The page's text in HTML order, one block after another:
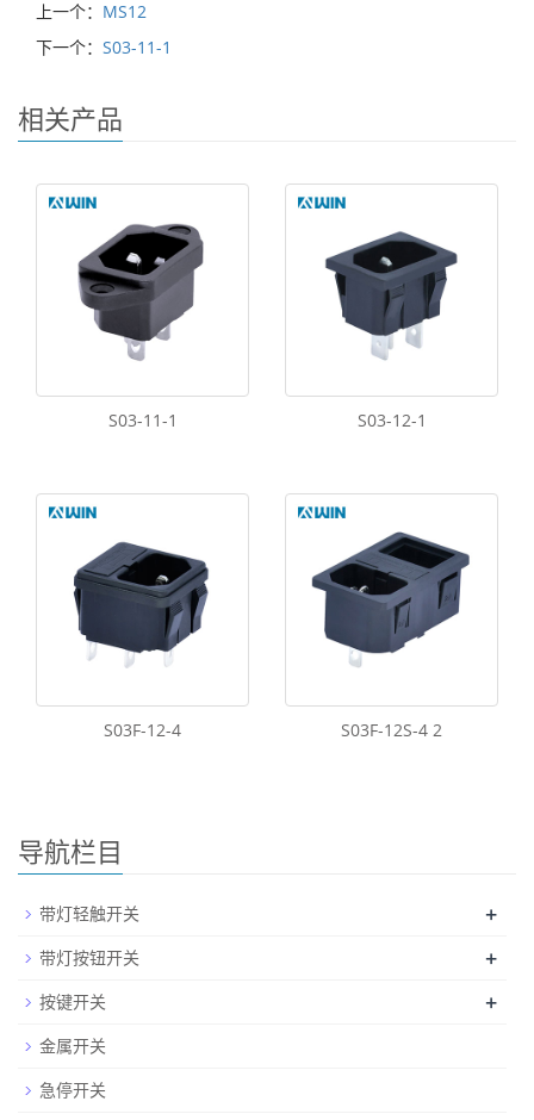
上一个： MS12
下一个： S03-11-1
相关产品
S03-11-1 S03-12-1
S03F-12-4 S03F-12S-4 2
导航栏目
带灯轻触开关 +
带灯按钮开关 +
按键开关 +
金属开关
急停开关